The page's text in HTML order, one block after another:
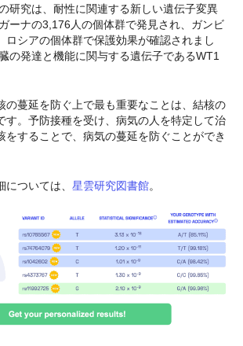
研究は、耐性に関連する新しい遺伝子変異
ーナの3,176人の個体群で発見され、ガンビ
ロシアの個体群で保護効果が確認されまし
の発達と機能に関与する遺伝子であるWT1
の蔓延を防ぐ上で最も重要なことは、結核の
す。予防接種を受け、病気の人を特定して治
をすることで、病気の蔓延を防ぐことができ
については、 星雲研究図書館。